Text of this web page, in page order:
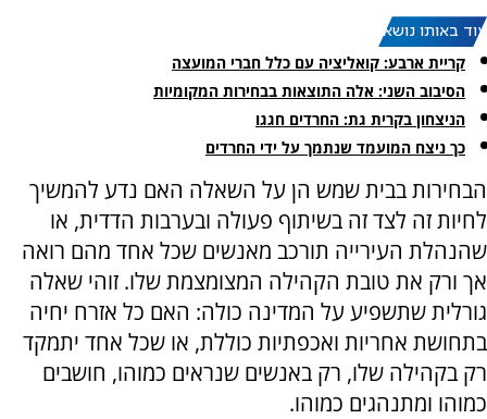
עוד באותו נושא:
קריית ארבע: קואליציה עם כלל חברי המועצה
הסיבוב השני: אלה התוצאות בבחירות המקומיות
הניצחון בקרית גת: החרדים חגגו
כך ניצח המועמד שנתמך על ידי החרדים
הבחירות בבית שמש הן על השאלה האם נדע להמשיך
לחיות זה לצד זה בשיתוף פעולה ובערבות הדדית, או
שהנהלת העירייה תורכב מאנשים שכל אחד מהם רואה
אך ורק את טובת הקהילה המצומצמת שלו. זוהי שאלה
גורלית שתשפיע על המדינה כולה: האם כל אזרח יחיה
בתחושת אחריות ואכפתיות כוללת, או שכל אחד יתמקד
רק בקהילה שלו, רק באנשים שנראים כמוהו, חושבים
כמוהו ומתנהגים כמוהו.